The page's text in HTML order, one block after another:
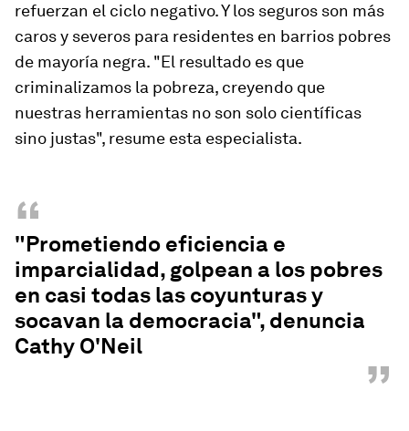
refuerzan el ciclo negativo. Y los seguros son más
caros y severos para residentes en barrios pobres
de mayoría negra. "El resultado es que
criminalizamos la pobreza, creyendo que
nuestras herramientas no son solo científicas
sino justas", resume esta especialista.
“
"Prometiendo eficiencia e
imparcialidad, golpean a los pobres
en casi todas las coyunturas y
socavan la democracia", denuncia
Cathy O'Neil
”